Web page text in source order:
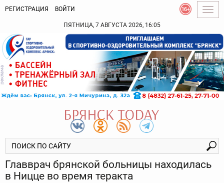
РЕГИСТРАЦИЯ ВОЙТИ
ПЯТНИЦА, 7 АВГУСТА 2026, 16:05
Главврач брянской больницы находилась
в Ницце во время теракта